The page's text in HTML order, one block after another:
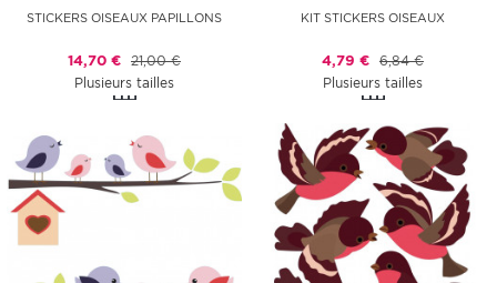
STICKERS OISEAUX PAPILLONS
14,70 € 21,00 €
Plusieurs tailles
KIT STICKERS OISEAUX
4,79 € 6,84 €
Plusieurs tailles